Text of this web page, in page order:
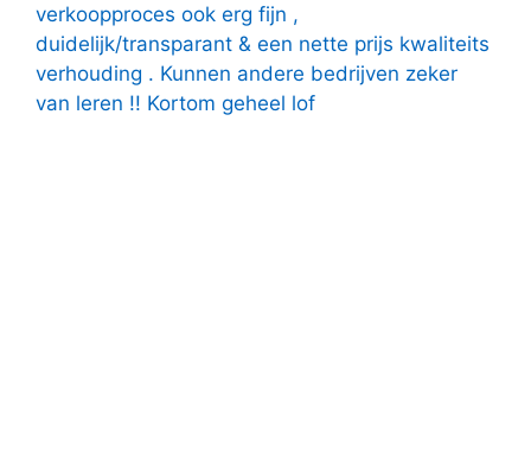
verkoopproces ook erg fijn ,
duidelijk/transparant & een nette prijs kwaliteits
verhouding . Kunnen andere bedrijven zeker
van leren !! Kortom geheel lof